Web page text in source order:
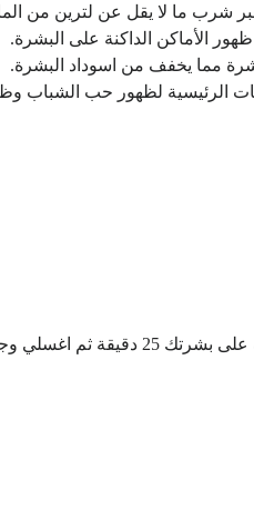
شرب ما لا يقل عن لترين من
الأماكن الداكنة على البشرة.
مما يخفف من اسوداد البشرة.
لظهور حب الشباب
قومي بهرس ثمرة التفاح جيدا بعد ازالة قشرتها